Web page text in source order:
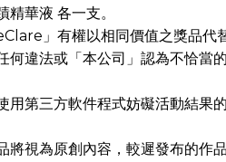
華液 各一支。
」有權以相同價值之獎品代
違法或「本公司」認為不恰
第三方軟件程式妨礙活動結果
視為原創內容，較遲發布的作